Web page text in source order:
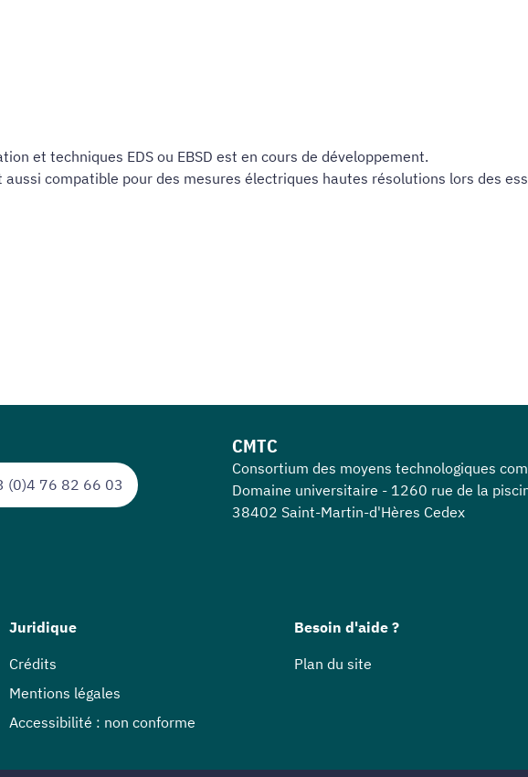
et techniques EDS ou EBSD est en cours de développement.
compatible pour des mesures électriques hautes résolutions lors des
(0)4 76 82 66 03
CMTC
Consortium des moyens technologiques
Domaine universitaire - 1260 rue de la
38402 Saint-Martin-d'Hères Cedex
Juridique
Crédits
Mentions légales
Accessibilité : non conforme
Besoin d'aide ?
Plan du site